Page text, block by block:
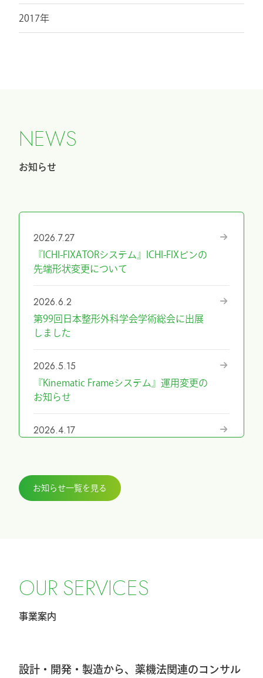
2017年
NEWS
お知らせ
2026.7.27
『ICHI-FIXATORシステム』ICHI-FIXピンの
先端形状変更について
2026.6.2
第99回日本整形外科学会学術総会に出展
しました
2026.5.15
『Kinematic Frameシステム』運用変更の
お知らせ
2026.4.17
2026.3.27
せ
2026.2.20
お知らせ一覧を見る
OUR SERVICES
事業案内
設計・開発・製造から、薬機法関連のコンサル